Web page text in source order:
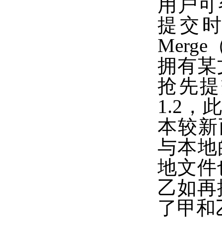
用户
提交
Merge
拥有某
抢先
1.2，
本较
与本地
地文件
乙如
了甲和